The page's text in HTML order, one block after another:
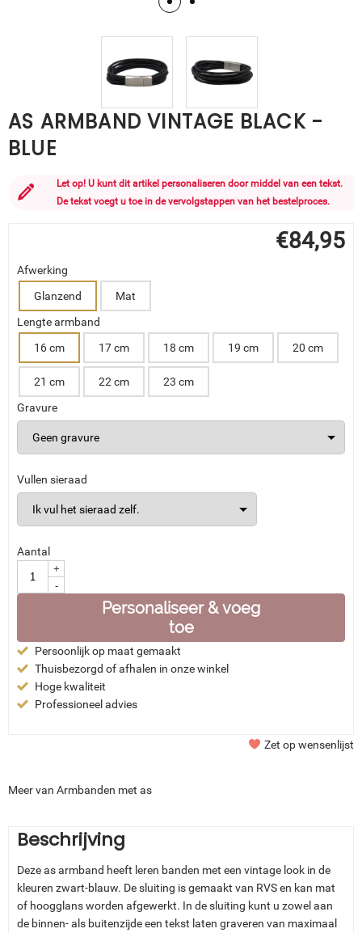
AS ARMBAND VINTAGE BLACK -
BLUE
Let op! U kunt dit artikel personaliseren door middel van een tekst.
De tekst voegt u toe in de vervolgstappen van het bestelproces.
€84,95
Afwerking
Glanzend
Mat
Lengte armband
16 cm
17 cm 18 cm 19 cm 20 cm
21 cm 22 cm
23 cm
Gravure
Vullen sieraad
Aantal
+
-
Personaliseer & voeg
toe
Persoonlijk op maat gemaakt
Thuisbezorgd of afhalen in onze winkel
Hoge kwaliteit
Professioneel advies
Zet op wensenlijst
Meer van Armbanden met as
Beschrijving
Deze as armband heeft leren banden met een vintage look in de
kleuren zwart-blauw. De sluiting is gemaakt van RVS en kan mat
of hoogglans worden afgewerkt. In de sluiting kunt u zowel aan
de binnen- als buitenzijde een tekst laten graveren van maximaal